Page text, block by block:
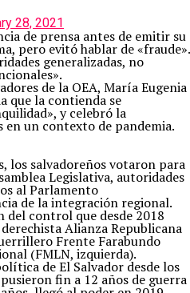
28, 2021
de prensa antes de emitir su
pero evitó hablar de «fraude».
generalizadas, no
de la OEA, María Eugenia
que la contienda se
y celebró la
un contexto de pandemia.
los salvadoreños votaron para
Legislativa, autoridades
al Parlamento
de la integración regional.
del control que desde 2018
Alianza Republicana
Frente Farabundo
(FMLN, izquierda).
de El Salvador desde los
fin a 12 años de guerra